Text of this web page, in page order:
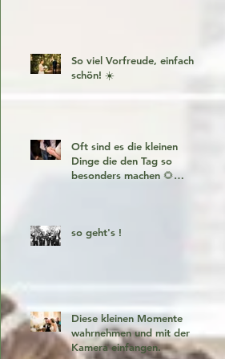
So viel Vorfreude, einfach
schön! ☀️
Oft sind es die kleinen
Dinge die den Tag so
besonders machen 🌻
so geht's !
Diese kleinen Momente
wahrnehmen und mit der
Kamera einfangen.